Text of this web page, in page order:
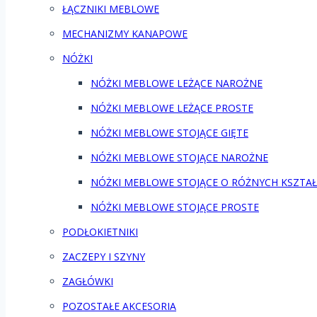
ŁĄCZNIKI MEBLOWE
MECHANIZMY KANAPOWE
NÓŻKI
NÓŻKI MEBLOWE LEŻĄCE NAROŻNE
NÓŻKI MEBLOWE LEŻĄCE PROSTE
NÓŻKI MEBLOWE STOJĄCE GIĘTE
NÓŻKI MEBLOWE STOJĄCE NAROŻNE
NÓŻKI MEBLOWE STOJĄCE O RÓŻNYCH
NÓŻKI MEBLOWE STOJĄCE PROSTE
PODŁOKIETNIKI
ZACZEPY I SZYNY
ZAGŁÓWKI
POZOSTAŁE AKCESORIA